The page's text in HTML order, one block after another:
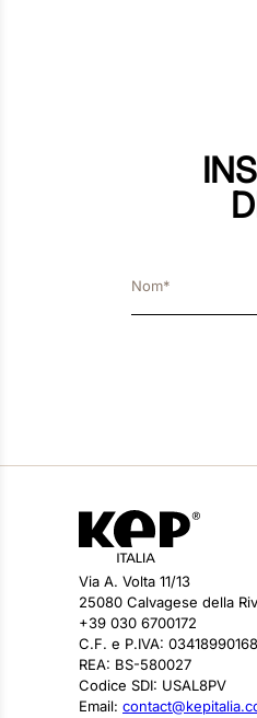
Via A. Volta 11/13
25080 Calvagese della
+39 030 6700172
C.F. e P.IVA: 03418990168
REA: BS-580027
Codice SDI: USAL8PV
Email: